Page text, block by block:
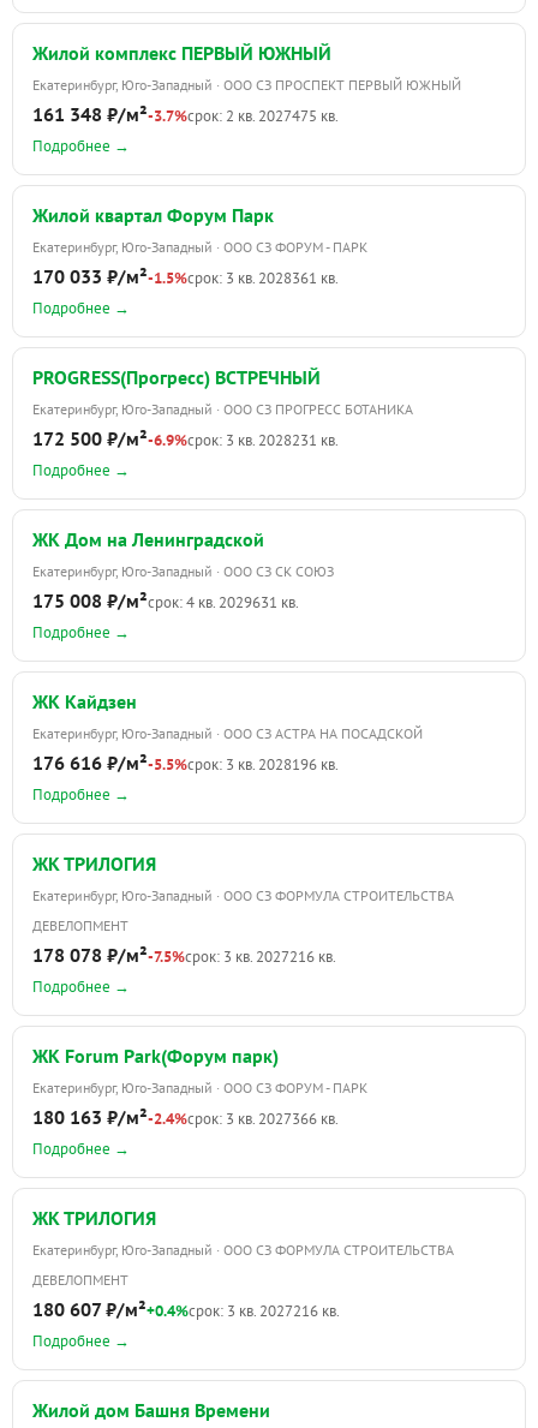
Жилой комплекс ПЕРВЫЙ ЮЖНЫЙ
Екатеринбург, Юго-Западный · ООО СЗ ПРОСПЕКТ ПЕРВЫЙ ЮЖНЫЙ
161 348 ₽/м²-3.7%срок: 2 кв. 2027475 кв.
Подробнее →
Жилой квартал Форум Парк
Екатеринбург, Юго-Западный · ООО СЗ ФОРУМ - ПАРК
170 033 ₽/м²-1.5%срок: 3 кв. 2028361 кв.
Подробнее →
PROGRESS(Прогресс) ВСТРЕЧНЫЙ
Екатеринбург, Юго-Западный · ООО СЗ ПРОГРЕСС БОТАНИКА
172 500 ₽/м²-6.9%срок: 3 кв. 2028231 кв.
Подробнее →
ЖК Дом на Ленинградской
Екатеринбург, Юго-Западный · ООО СЗ СК СОЮЗ
175 008 ₽/м²срок: 4 кв. 2029631 кв.
Подробнее →
ЖК Кайдзен
Екатеринбург, Юго-Западный · ООО СЗ АСТРА НА ПОСАДСКОЙ
176 616 ₽/м²-5.5%срок: 3 кв. 2028196 кв.
Подробнее →
ЖК ТРИЛОГИЯ
Екатеринбург, Юго-Западный · ООО СЗ ФОРМУЛА СТРОИТЕЛЬСТВА
ДЕВЕЛОПМЕНТ
178 078 ₽/м²-7.5%срок: 3 кв. 2027216 кв.
Подробнее →
ЖК Forum Park(Форум парк)
Екатеринбург, Юго-Западный · ООО СЗ ФОРУМ - ПАРК
180 163 ₽/м²-2.4%срок: 3 кв. 2027366 кв.
Подробнее →
ЖК ТРИЛОГИЯ
Екатеринбург, Юго-Западный · ООО СЗ ФОРМУЛА СТРОИТЕЛЬСТВА
ДЕВЕЛОПМЕНТ
180 607 ₽/м²+0.4%срок: 3 кв. 2027216 кв.
Подробнее →
Жилой дом Башня Времени